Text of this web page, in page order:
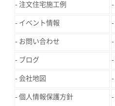
注文住宅施工例
イベント情報
お問い合わせ
ブログ
会社地図
個人情報保護方針